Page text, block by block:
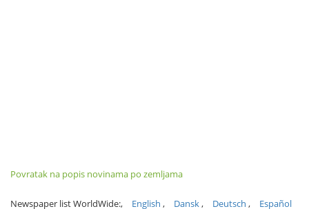
Povratak na popis novinama po zemljama
Newspaper list WorldWide: English Dansk Deutsch Español